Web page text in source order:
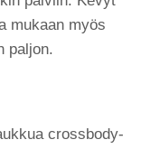
mukaan myös
paljon.
crossbody-